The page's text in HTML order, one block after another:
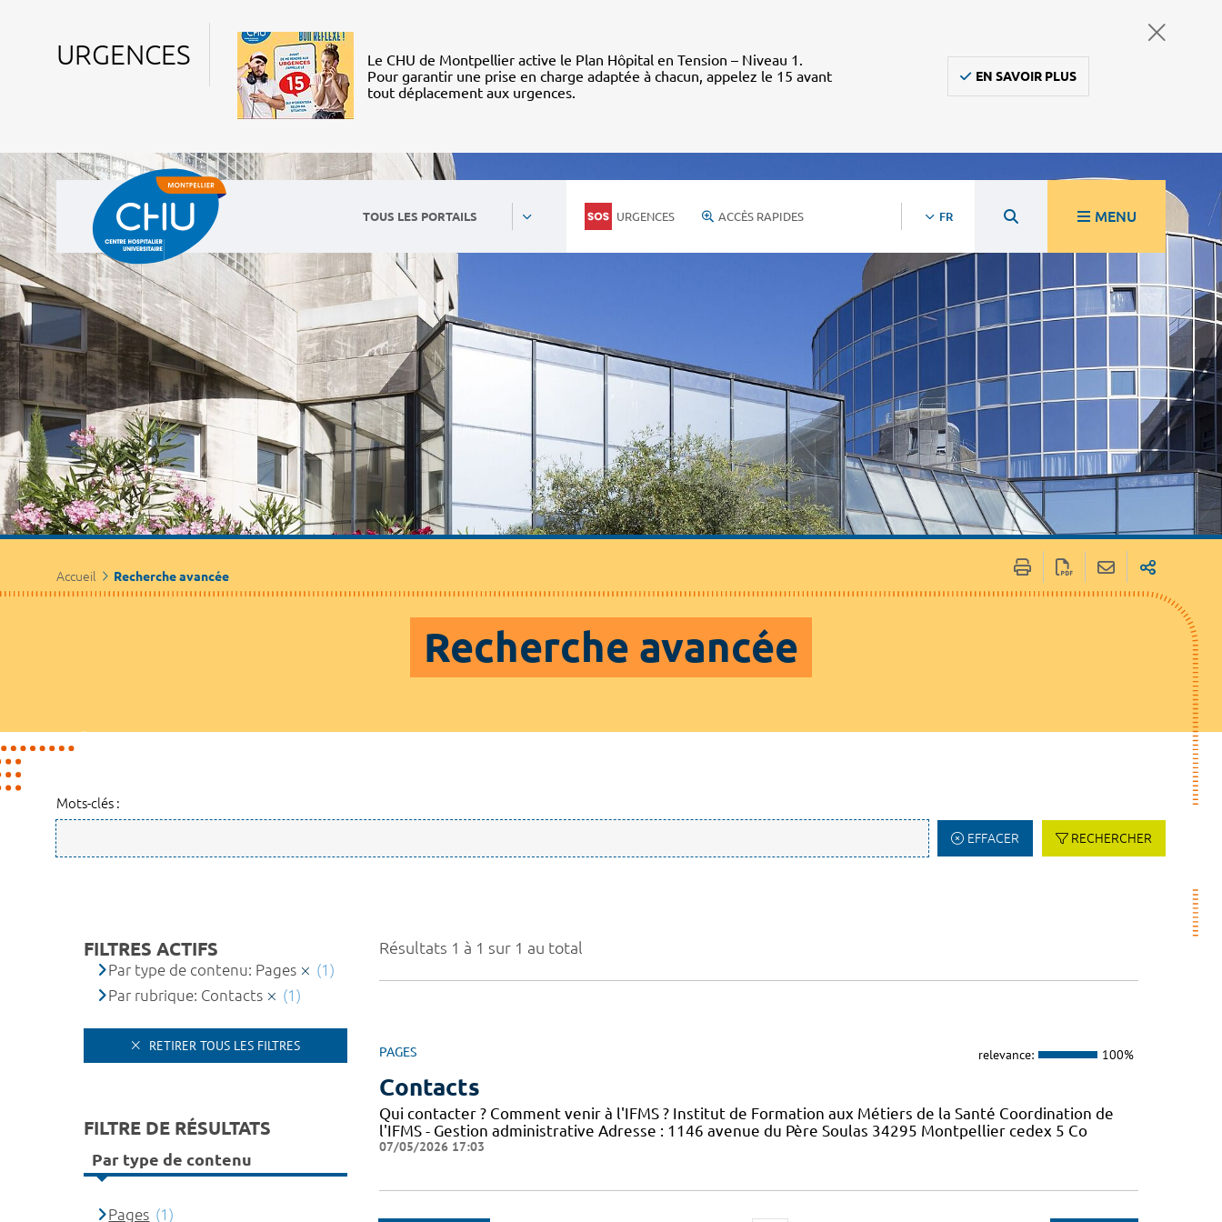
URGENCES
Le CHU de Montpellier active le Plan Hôpital en Tension – Niveau 1.
Pour garantir une prise en charge adaptée à chacun, appelez le 15 avant
tout déplacement aux urgences.
EN SAVOIR PLUS
TOUS LES PORTAILS URGENCES ACCÈS RAPIDES FR MENU
Accueil Recherche avancée
Recherche avancée
Mots-clés :
EFFACER RECHERCHER
Résultats 1 à 1 sur 1 au total
PAGES relevance: 100%
Contacts
Qui contacter ? Comment venir à l'IFMS ? Institut de Formation aux Métiers de la Santé Coordination de
l'IFMS - Gestion administrative Adresse : 1146 avenue du Père Soulas 34295 Montpellier cedex 5 Co
07/05/2026 17:03
FILTRES ACTIFS
Par type de contenu: Pages
(1)
Par rubrique: Contacts
(1)
RETIRER TOUS LES FILTRES
FILTRE DE RÉSULTATS
Par type de contenu
Pages (1)